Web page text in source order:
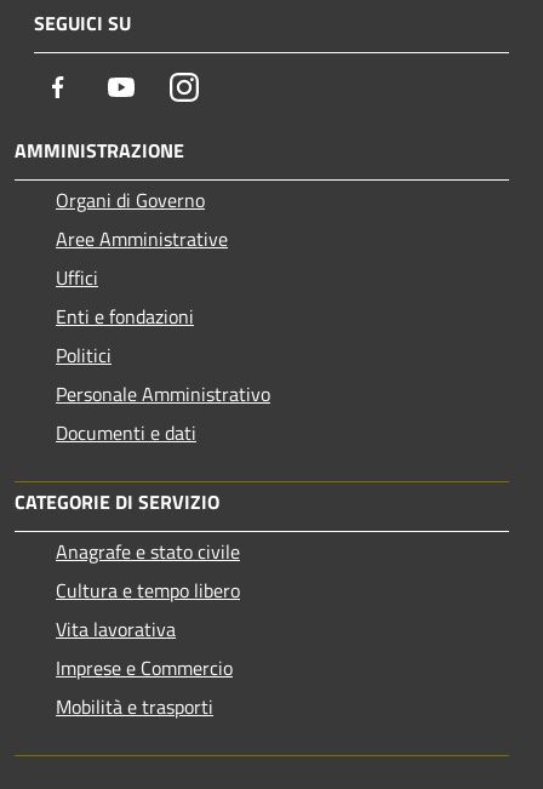
SEGUICI SU
Facebook YoutubeInstagram
AMMINISTRAZIONE
Organi di Governo
Aree Amministrative
Uffici
Enti e fondazioni
Politici
Personale Amministrativo
Documenti e dati
CATEGORIE DI SERVIZIO
Anagrafe e stato civile
Cultura e tempo libero
Vita lavorativa
Imprese e Commercio
Mobilità e trasporti